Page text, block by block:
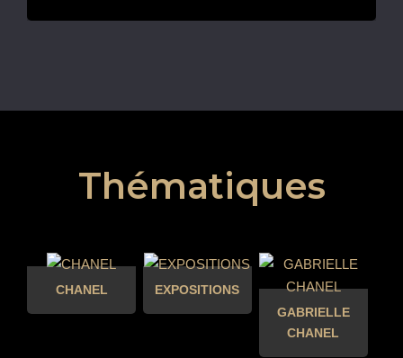
Thématiques
CHANEL
EXPOSITIONS
GABRIELLE
CHANEL